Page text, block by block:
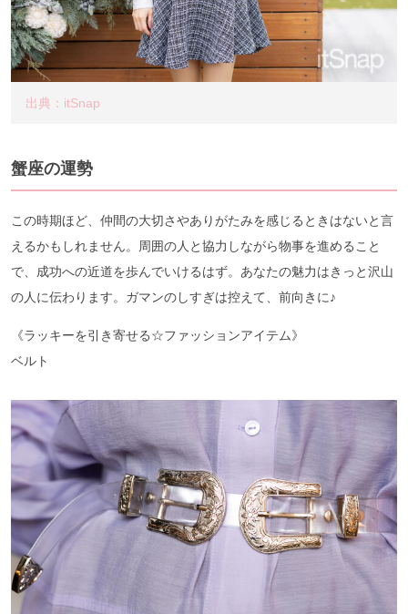
出典：itSnap
蟹座の運勢
この時期ほど、仲間の大切さやありがたみを感じるときはないと言
えるかもしれません。周囲の人と協力しながら物事を進めること
で、成功への近道を歩んでいけるはず。あなたの魅力はきっと沢山
の人に伝わります。ガマンのしすぎは控えて、前向きに♪
《ラッキーを引き寄せる☆ファッションアイテム》
ベルト